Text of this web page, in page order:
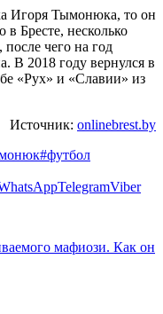
Игоря Тымонюка, то он
Бресте, несколько
чего на год
В 2018 году вернулся в
«Рух» и «Славии» из
Источник: onlinebrest.by
#футбол
TelegramViber
мафиози. Как он